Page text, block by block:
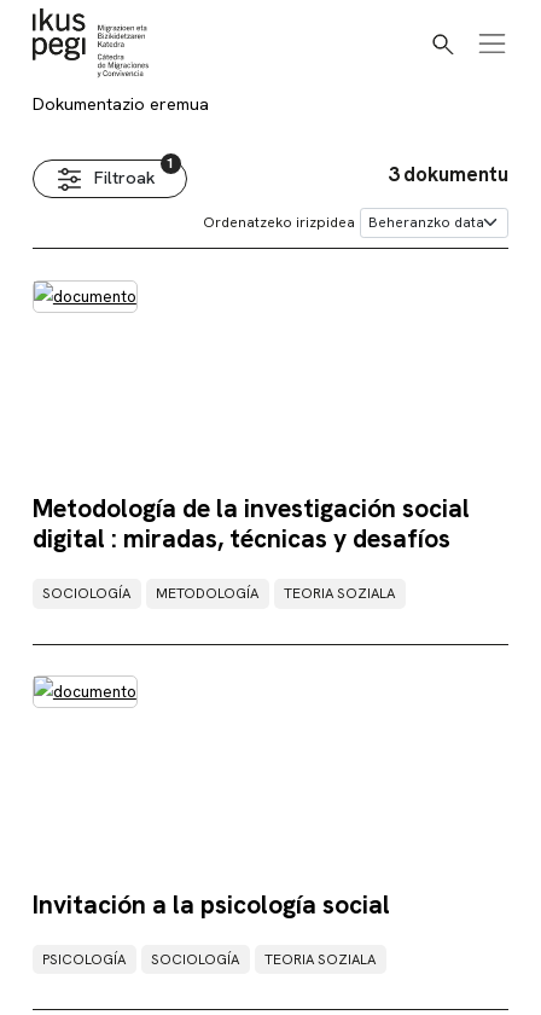
Bilatu
Dokumentazio eremua
Dokumentazio eremua
Filtroak 3 dokumentu
Ordenatzeko irizpidea
Metodología de la investigación social
digital : miradas, técnicas y desafíos
SOCIOLOGÍA METODOLOGÍA TEORIA SOZIALA
Invitación a la psicología social
PSICOLOGÍA SOCIOLOGÍA TEORIA SOZIALA